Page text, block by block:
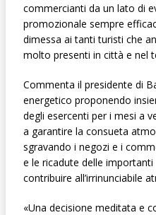
commercianti da un lato di
promozionale sempre
dimessa ai tanti turisti che
molto presenti in città e nel
Commenta il presidente di
energetico proponendo
degli esercenti per i mesi a
a garantire la consueta
sgravando i negozi e i
e le ricadute delle
contribuire all’irrinunciabile
«Una decisione meditata e